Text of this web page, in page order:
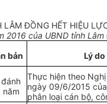
ĐỒNG HẾT HIỆU
2016 của UBND tỉnh Lâm
bản Lý
Thực hiện theo
ngày 09/6/2015
phân loại cán bộ,